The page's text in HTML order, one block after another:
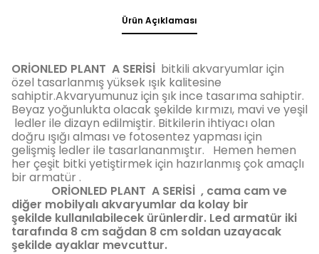
Ürün Açıklaması
ORİONLED PLANT A SERİSİ bitkili akvaryumlar için
özel tasarlanmış yüksek ışık kalitesine
sahiptir.Akvaryumunuz için şık ince tasarıma sahiptir.
Beyaz yoğunlukta olacak şekilde kırmızı, mavi ve yeşil
ledler ile dizayn edilmiştir. Bitkilerin ihtiyacı olan
doğru ışığı alması ve fotosentez yapması için
gelişmiş ledler ile tasarlananmıştır. Hemen hemen
her çeşit bitki yetiştirmek için hazırlanmış çok amaçlı
bir armatür .
ORİONLED PLANT A SERİSİ , cama cam ve
diğer mobilyalı akvaryumlar da kolay bir
şekilde kullanılabilecek ürünlerdir. Led armatür iki
tarafında 8 cm sağdan 8 cm soldan uzayacak
şekilde ayaklar mevcuttur.